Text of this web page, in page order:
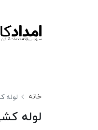
خانه لوله
لوله